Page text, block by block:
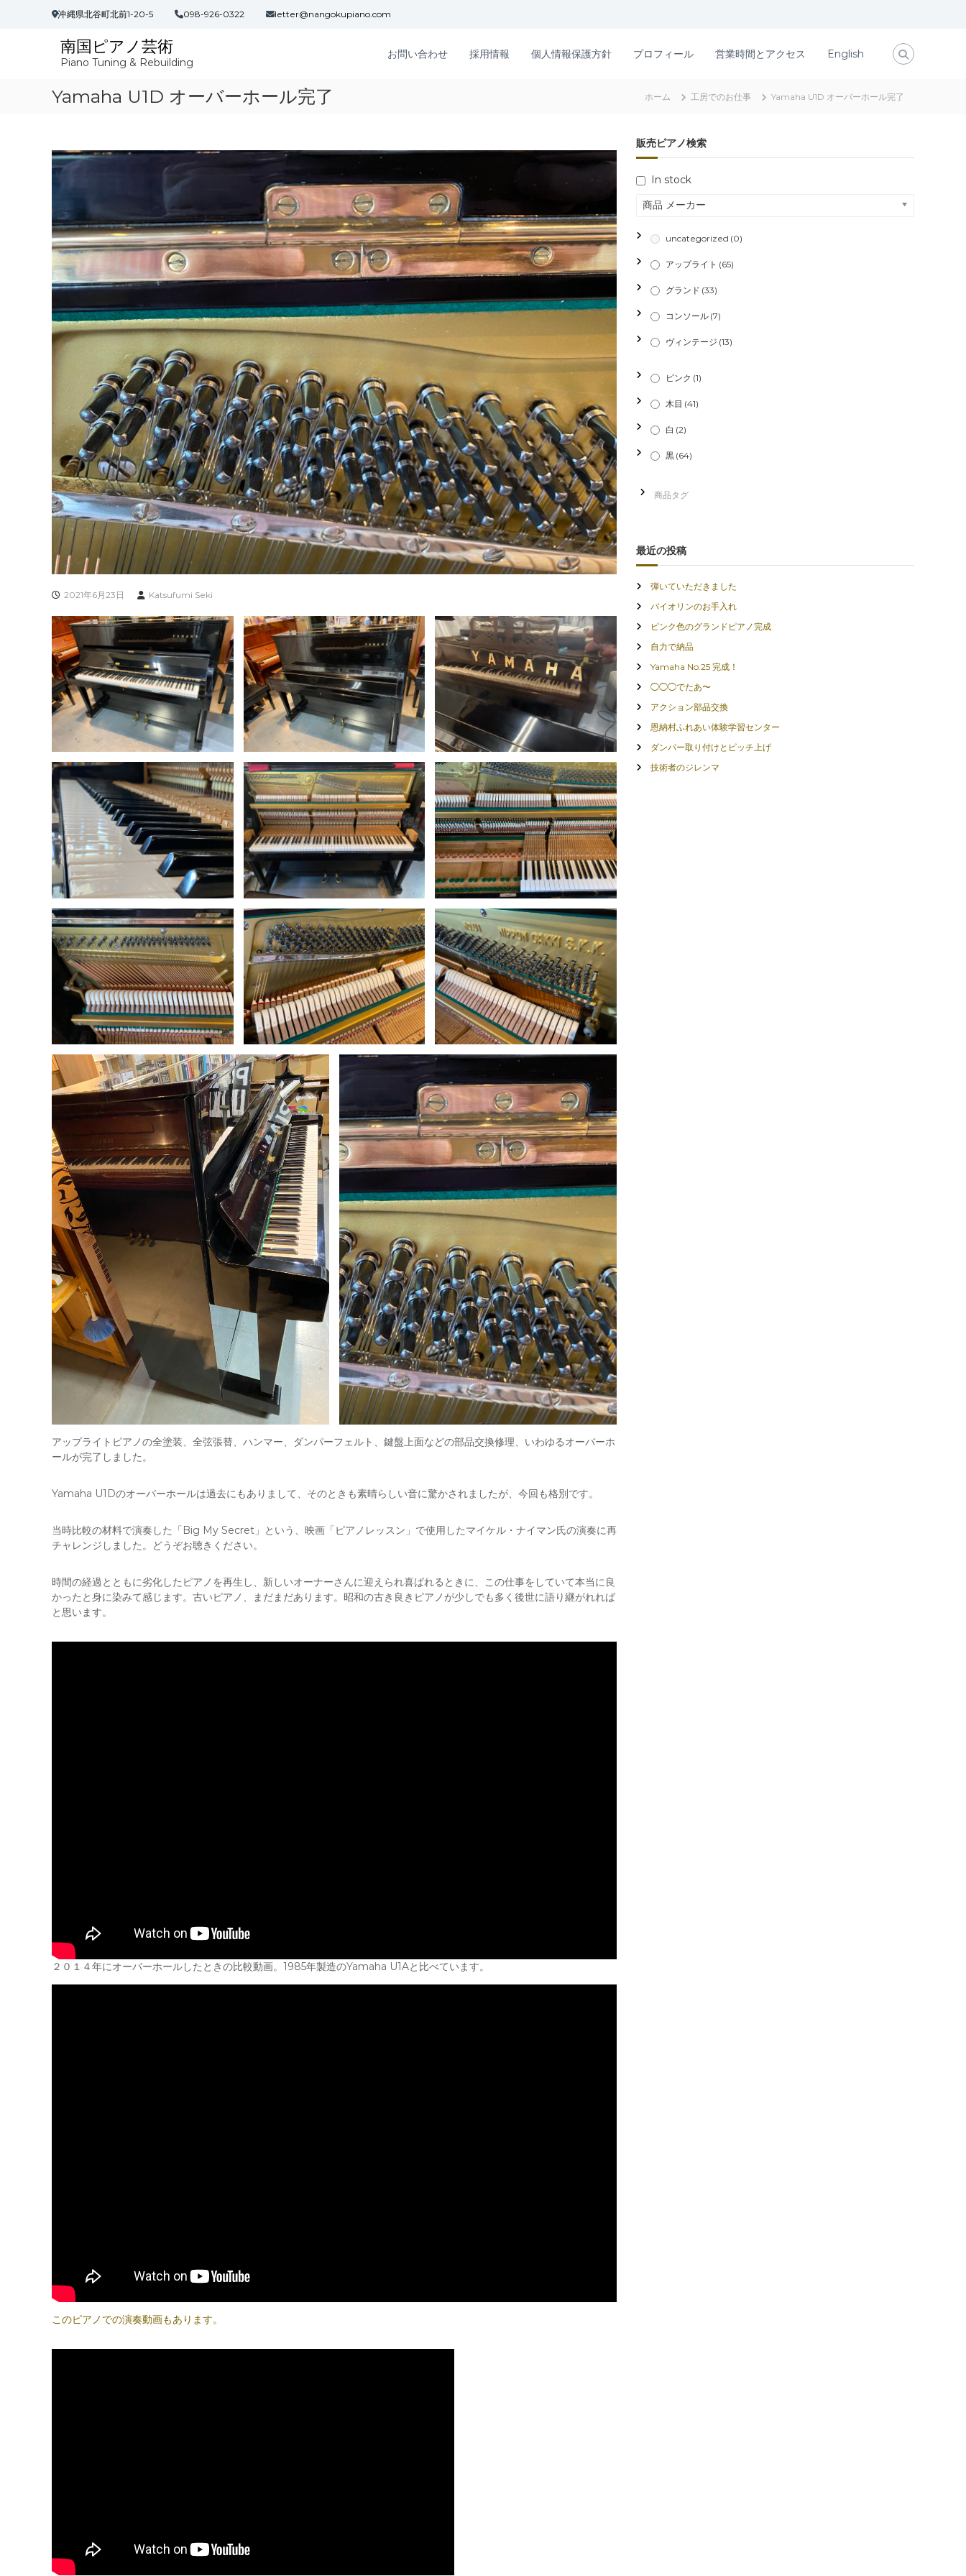
沖縄県北谷町北前1-20-5 098-926-0322 letter@nangokupiano.com
南国ピアノ芸術
Piano Tuning & Rebuilding
お問い合わせ 採用情報 個人情報保護方針 プロフィール 営業時間とアクセス English
Yamaha U1D オーバーホール完了 ホーム 工房でのお仕事 Yamaha U1D オーバーホール完了
2021年6月23日 Katsufumi Seki
アップライトピアノの全塗装、全弦張替、ハンマー、ダンパーフェルト、鍵盤上面などの部品交換修理、いわゆるオーバーホ
ールが完了しました。
Yamaha U1Dのオーバーホールは過去にもありまして、そのときも素晴らしい音に驚かされましたが、今回も格別です。
当時比較の材料で演奏した「Big My Secret」という、映画「ピアノレッスン」で使用したマイケル・ナイマン氏の演奏に再
チャレンジしました。どうぞお聴きください。
時間の経過とともに劣化したピアノを再生し、新しいオーナーさんに迎えられ喜ばれるときに、この仕事をしていて本当に良
かったと身に染みて感じます。古いピアノ、まだまだあります。昭和の古き良きピアノが少しでも多く後世に語り継がれれば
と思います。
２０１４年にオーバーホールしたときの比較動画。1985年製造のYamaha U1Aと比べています。
このピアノでの演奏動画もあります。
販売ピアノ検索
In stock
商品 メーカー
uncategorized (0)
アップライト (65)
グランド (33)
コンソール (7)
ヴィンテージ (13)
ピンク (1)
木目 (41)
白 (2)
黒 (64)
最近の投稿
弾いていただきました
バイオリンのお手入れ
ピンク色のグランドピアノ完成
自力で納品
Yamaha No.25 完成！
◯◯◯でたあ〜
アクション部品交換
恩納村ふれあい体験学習センター
ダンパー取り付けとピッチ上げ
技術者のジレンマ